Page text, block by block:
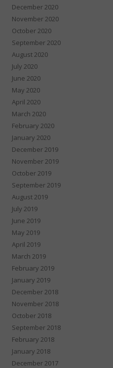
December 2020
November 2020
October 2020
September 2020
August 2020
July 2020
June 2020
May 2020
April 2020
March 2020
February 2020
January 2020
December 2019
November 2019
October 2019
September 2019
August 2019
July 2019
June 2019
May 2019
April 2019
March 2019
February 2019
January 2019
December 2018
November 2018
October 2018
September 2018
February 2018
January 2018
December 2017